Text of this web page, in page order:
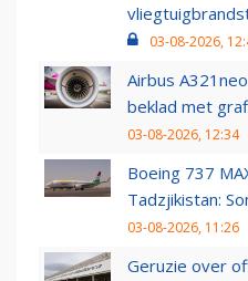
03-08-2026,
Airbus
beklad met
03-08-2026, 12:34
Boeing 737
Tadzjikistan:
03-08-2026, 11:26
Geruzie over